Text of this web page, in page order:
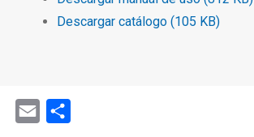
Descargar catálogo (105 KB)
Email